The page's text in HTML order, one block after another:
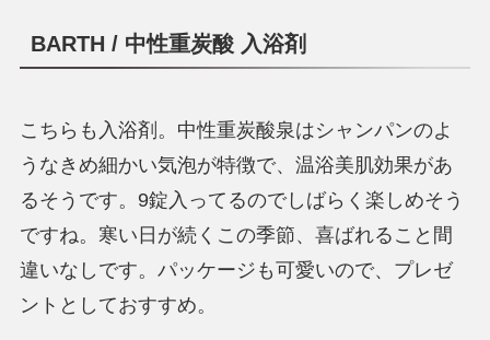
BARTH / 中性重炭酸 入浴剤
こちらも入浴剤。中性重炭酸泉はシャンパンのよ
うなきめ細かい気泡が特徴で、温浴美肌効果があ
るそうです。9錠入ってるのでしばらく楽しめそう
ですね。寒い日が続くこの季節、喜ばれること間
違いなしです。パッケージも可愛いので、プレゼ
ントとしておすすめ。